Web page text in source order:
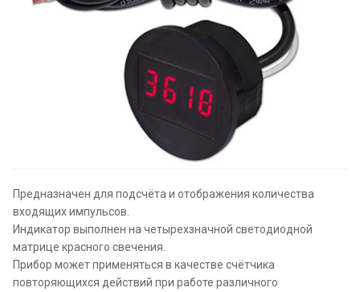
Предназначен для подсчёта и отображения количества
входящих импульсов.
Индикатор выполнен на четырехзначной светодиодной
матрице красного свечения.
Прибор может применяться в качестве счётчика
повторяющихся действий при работе различного